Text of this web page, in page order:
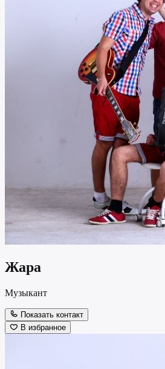
Жара
Музыкант
Показать контакт
В избранное